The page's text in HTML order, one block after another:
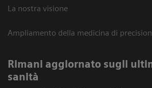
La nostra visione
Ampliamento della medicina di
Rimani aggiornato sugli
sanità